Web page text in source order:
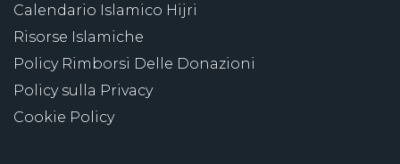
Calendario Islamico Hijri
Risorse Islamiche
Policy Rimborsi Delle Donazioni
Policy sulla Privacy
Cookie Policy